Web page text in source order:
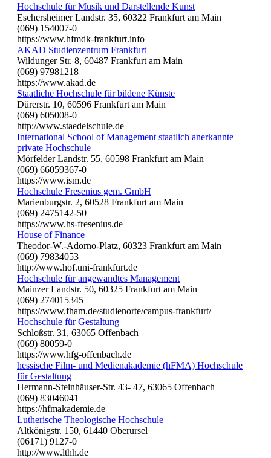
Hochschule für Musik und Darstellende Kunst
Eschersheimer Landstr. 35, 60322 Frankfurt am Main
(069) 154007-0
https://www.hfmdk-frankfurt.info
AKAD Studienzentrum Frankfurt
Wildunger Str. 8, 60487 Frankfurt am Main
(069) 97981218
https://www.akad.de
Staatliche Hochschule für bildene Künste
Dürerstr. 10, 60596 Frankfurt am Main
(069) 605008-0
http://www.staedelschule.de
International School of Management staatlich anerkannte
private Hochschule
Mörfelder Landstr. 55, 60598 Frankfurt am Main
(069) 66059367-0
https://www.ism.de
Hochschule Fresenius gem. GmbH
Marienburgstr. 2, 60528 Frankfurt am Main
(069) 2475142-50
https://www.hs-fresenius.de
House of Finance
Theodor-W.-Adorno-Platz, 60323 Frankfurt am Main
(069) 79834053
http://www.hof.uni-frankfurt.de
Hochschule für angewandtes Management
Mainzer Landstr. 50, 60325 Frankfurt am Main
(069) 274015345
https://www.fham.de/studienorte/campus-frankfurt/
Hochschule für Gestaltung
Schloßstr. 31, 63065 Offenbach
(069) 80059-0
https://www.hfg-offenbach.de
hessische Film- und Medienakademie (hFMA) Hochschule
für Gestaltung
Hermann-Steinhäuser-Str. 43- 47, 63065 Offenbach
(069) 83046041
https://hfmakademie.de
Lutherische Theologische Hochschule
Altkönigstr. 150, 61440 Oberursel
(06171) 9127-0
http://www.lthh.de